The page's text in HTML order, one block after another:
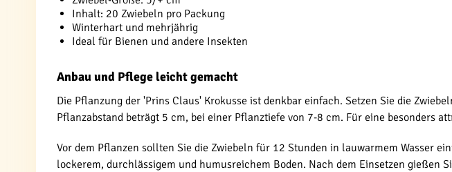
Inhalt: 20 Zwiebeln pro Packung
Winterhart und mehrjährig
Ideal für Bienen und andere Insekten
Anbau und Pflege leicht gemacht
Die Pflanzung der 'Prins Claus' Krokusse ist denkbar einfach. Setzen Sie die
Pflanzabstand beträgt 5 cm, bei einer Pflanztiefe von 7-8 cm. Für eine besonders
Vor dem Pflanzen sollten Sie die Zwiebeln für 12 Stunden in lauwarmem Wasser
lockerem, durchlässigem und humusreichem Boden. Nach dem Einsetzen gießen